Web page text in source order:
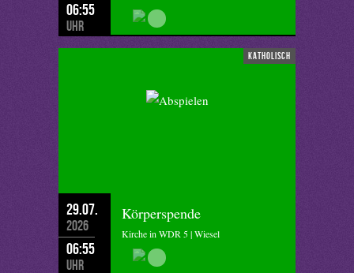
06:55
Uhr
katholisch
29.07.
2026
06:55
Uhr
Körperspende
Kirche in WDR 5 | Wiesel